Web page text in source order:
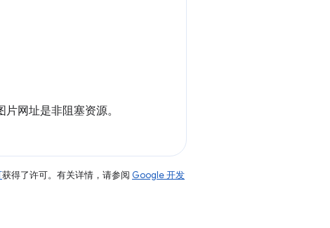
网址是非阻塞资源。
获得了许可。有关详情，请参阅 Google 开发